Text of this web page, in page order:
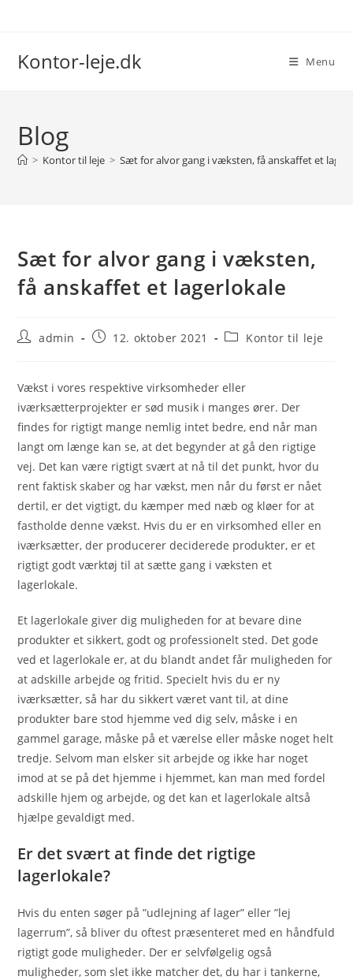
Kontor-leje.dk Menu
Blog
> Kontor til leje > Sæt for alvor gang i væksten, få anskaffet et
Sæt for alvor gang i væksten,
få anskaffet et lagerlokale
Postadmin
Post12. oktober 2021
PostKontor til leje
Vækst i vores respektive virksomheder eller
iværksætterprojekter er sød musik i manges ører. Der
findes for rigtigt mange nemlig intet bedre, end når man
langt om længe kan se, at det begynder at gå den rigtige
vej. Det kan være rigtigt svært at nå til det punkt, hvor du
rent faktisk skaber og har vækst, men når du først er nået
dertil, er det vigtigt, du kæmper med næb og kløer for at
fastholde denne vækst. Hvis du er en virksomhed eller en
iværksætter, der producerer deciderede produkter, er et
rigtigt godt værktøj til at sætte gang i væksten et
lagerlokale.
Et lagerlokale giver dig muligheden for at bevare dine
produkter et sikkert, godt og professionelt sted. Det gode
ved et lagerlokale er, at du blandt andet får muligheden for
at adskille arbejde og fritid. Specielt hvis du er ny
iværksætter, så har du sikkert været vant til, at dine
produkter bare stod hjemme ved dig selv, måske i en
gammel garage, måske på et værelse eller måske noget helt
tredje. Selvom man elsker sit arbejde og ikke har noget
imod at se på det hjemme i hjemmet, kan man med fordel
adskille hjem og arbejde, og det kan et lagerlokale altså
hjælpe gevaldigt med.
Er det svært at finde det rigtige
lagerlokale?
Hvis du enten søger på ”udlejning af lager” eller ”lej
lagerrum”, så bliver du oftest præsenteret med en håndfuld
rigtigt gode muligheder. Der er selvfølgelig også
muligheder, som slet ikke matcher det, du har i tankerne,